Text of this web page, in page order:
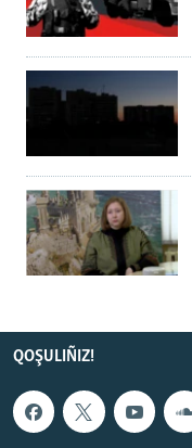
QOŞULIÑIZ!